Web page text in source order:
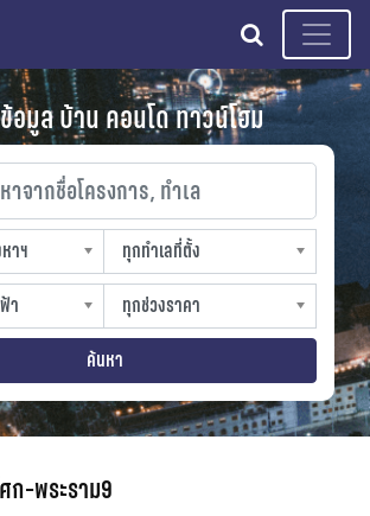
search
อมูล บ้าน คอนโด ทาวน์โฮม
ชื่อโครงการ, ทำเล
หาฯ
าฯ
ทุกทำเลที่ตั้ง
slocation
า
า
ทุกช่วงราคา
sprice
ค้นหา
ก-พระราม9